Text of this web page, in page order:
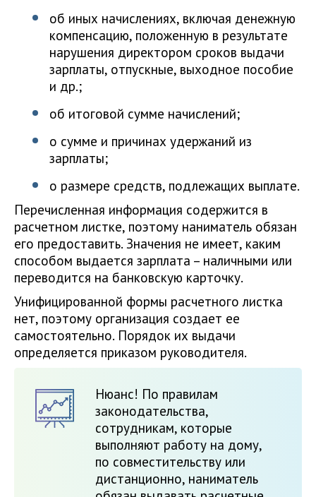
об иных начислениях, включая денежную
компенсацию, положенную в результате
нарушения директором сроков выдачи
зарплаты, отпускные, выходное пособие
и др.;
об итоговой сумме начислений;
о сумме и причинах удержаний из
зарплаты;
о размере средств, подлежащих выплате.
Перечисленная информация содержится в
расчетном листке, поэтому наниматель обязан
его предоставить. Значения не имеет, каким
способом выдается зарплата – наличными или
переводится на банковскую карточку.
Унифицированной формы расчетного листка
нет, поэтому организация создает ее
самостоятельно. Порядок их выдачи
определяется приказом руководителя.
Нюанс! По правилам
законодательства,
сотрудникам, которые
выполняют работу на дому,
по совместительству или
дистанционно, наниматель